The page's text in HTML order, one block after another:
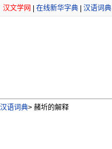
汉文学网 在线新华字典 汉语词典
汉语词典> 赭圻的解释